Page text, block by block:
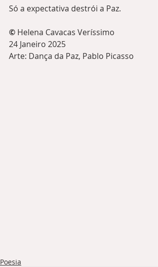
Só a expectativa destrói a Paz.
©️ Helena Cavacas Veríssimo
24 Janeiro 2025
Arte: Dança da Paz, Pablo Picasso
Poesia